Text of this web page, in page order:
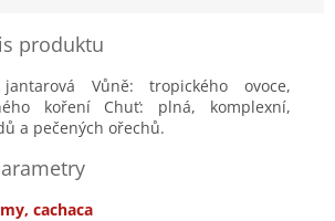
produktu
Vůně: tropického ovoce,
koření Chuť: plná, komplexní,
a pečených ořechů.
cachaca